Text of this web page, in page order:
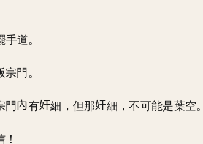
手道。
門。
門 有 細，但那 細，不可能是葉空。